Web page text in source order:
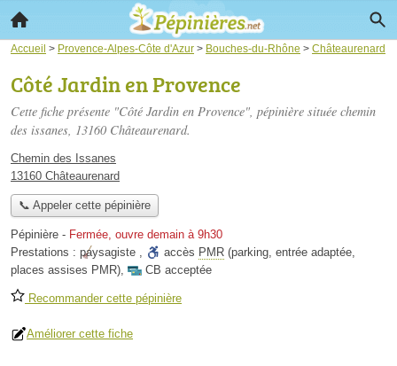
Accueil > Provence-Alpes-Côte d'Azur > Bouches-du-Rhône > Châteaurenard
Côté Jardin en Provence
Cette fiche présente "Côté Jardin en Provence", pépinière située chemin
des issanes, 13160 Châteaurenard.
Chemin des Issanes
13160 Châteaurenard
📞 Appeler cette pépinière
Pépinière - Fermée, ouvre demain à 9h30
Prestations : paysagiste , accès PMR (parking, entrée adaptée,
places assises PMR), CB acceptée
Recommander cette pépinière
Améliorer cette fiche